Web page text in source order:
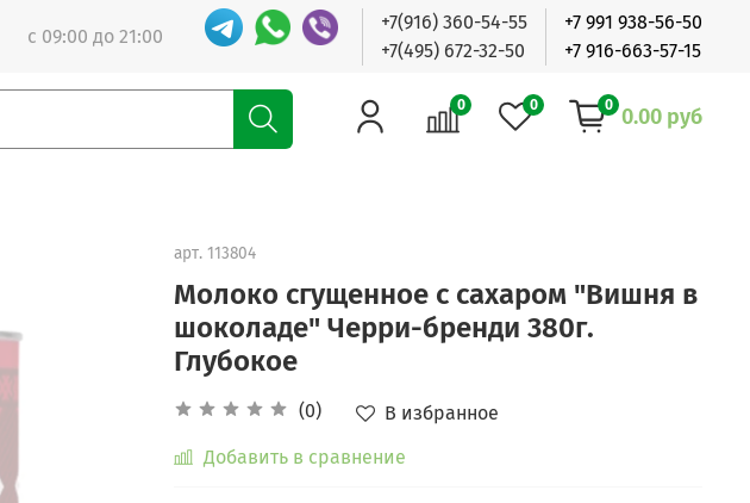
с 09:00 до 21:00
+7(916) 360-54-55
+7(495) 672-32-50
+7 991 938-56-50
+7 916-663-57-15
0 0 0 0.00 руб
арт. 113804
Молоко сгущенное с сахаром "Вишня в
шоколаде" Черри-бренди 380г.
Глубокое
(0)
В избранное
Добавить в сравнение